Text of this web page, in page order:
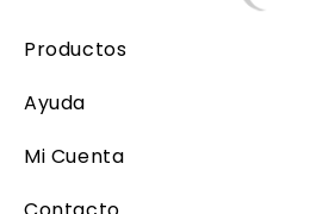
Productos
Ayuda
Mi Cuenta